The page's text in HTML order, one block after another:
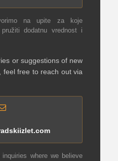
na upite za koje
dodatnu vrednost i
or suggestions of new
feel free to reach out via
where we believe